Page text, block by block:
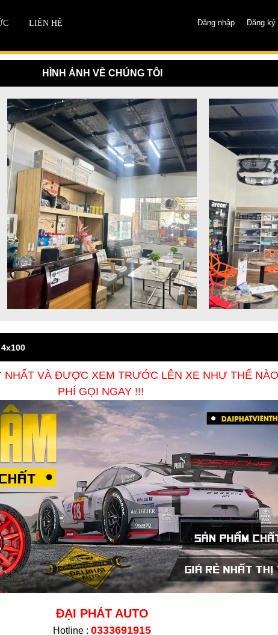
Đăng nhập Đăng ký
LIÊN HỆ
HÌNH ẢNH VỀ CHÚNG TÔI
VÀ ĐƯỢC XEM TRƯỚC LÊN XE NHƯ THẾ
PHÍ GỌI NGAY !!!
ĐẠI PHÁT AUTO
Hotline :0333691915